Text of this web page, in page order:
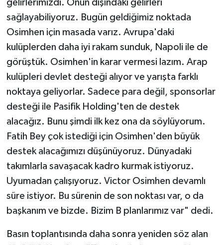
gelirlerimizdi. Onun dışındaki gelirleri
sağlayabiliyoruz. Bugün geldiğimiz noktada
Osimhen için masada varız. Avrupa'daki
kulüplerden daha iyi rakam sunduk, Napoli ile de
görüştük. Osimhen'in karar vermesi lazım. Arap
kulüpleri devlet desteği alıyor ve yarışta farklı
noktaya geliyorlar. Sadece para değil, sponsorlar
desteği ile Pasifik Holding'ten de destek
alacağız. Bunu şimdi ilk kez ona da söylüyorum.
Fatih Bey çok istediği için Osimhen'den büyük
destek alacağımızı düşünüyoruz. Dünyadaki
takımlarla savaşacak kadro kurmak istiyoruz.
Uyumadan çalışıyoruz. Victor Osimhen devamlı
süre istiyor. Bu sürenin de son noktası var, o da
başkanım ve bizde. Bizim B planlarımız var" dedi.
Basın toplantısında daha sonra yeniden söz alan